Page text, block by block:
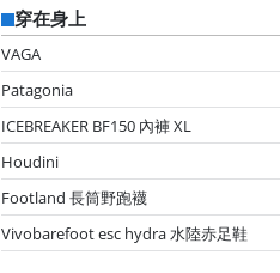
穿在身上
VAGA
Patagonia
ICEBREAKER BF150 內褲 XL
Houdini
Footland 長筒野跑襪
Vivobarefoot esc hydra 水陸赤足鞋